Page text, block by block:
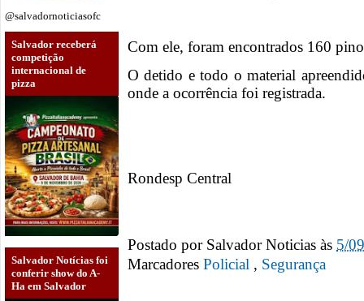
@salvadornoticiasofc
Salvador receberá
competição
internacional de
pizza
Salvador Notícias foi
conferir show do A-
Ha em Salvador
Com ele, foram encontrados 160
O detido e todo o material
onde a ocorrência foi registrada.
Rondesp Central
Postado por Salvador Noticias às 5/
Marcadores Policial , Segurança